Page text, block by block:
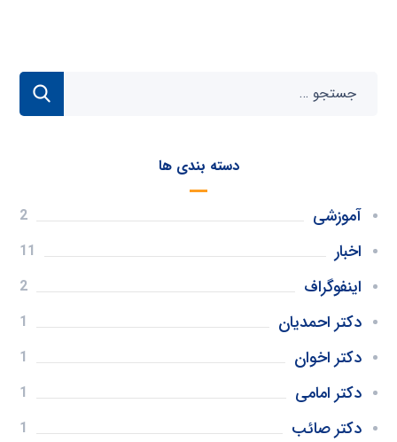
دسته بندی ها
آموزشی 2
اخبار 11
اینفوگراف 2
دکتر احمدیان 1
دکتر اخوان 1
دکتر امامی 1
دکتر صائب 1